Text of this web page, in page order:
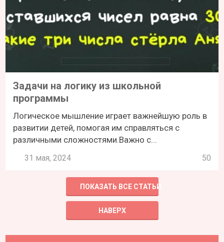
Задачи на логику из школьной
программы
Логическое мышление играет важнейшую роль в
развитии детей, помогая им справляться с
различными сложностями.Важно с...
31 мая, 2024 50
ПОКАЗАТЬ ВСЕ СТАТЬИ
НАВЕРХ